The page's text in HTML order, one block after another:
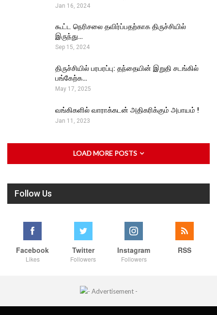
Jan 16, 2024
கூட்ட நெரிசலை தவிர்ப்பதற்காக திருச்சியில்
இருந்து…
Sep 15, 2024
திருச்சியில் பரபரப்பு: தந்தையின் இறுதி சடங்கில்
பங்கேற்க…
May 17, 2025
வங்கிகளில் வாராக்கடன் அதிகரிக்கும் அபாயம் !
Jan 11, 2023
LOAD MORE POSTS
Follow Us
Facebook
Likes
Twitter
Followers
Instagram
Followers
RSS